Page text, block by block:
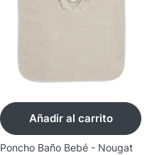
Añadir al carrito
Poncho Baño Bebé - Nougat